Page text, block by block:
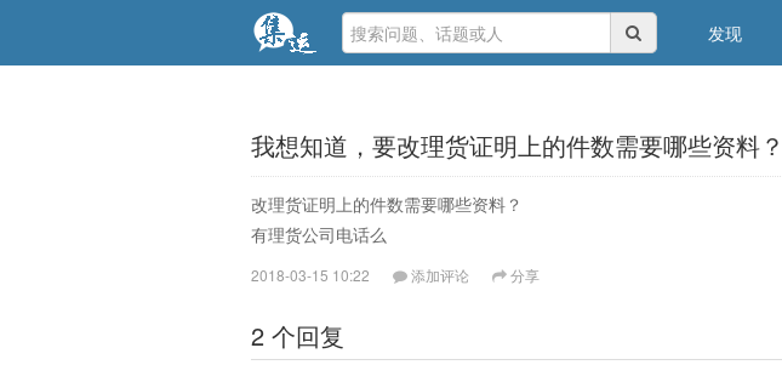
发现
我想知道，要改理货证明上的件数需要哪些资料？
改理货证明上的件数需要哪些资料？
有理货公司电话么
2018-03-15 10:22 添加评论 分享
2 个回复